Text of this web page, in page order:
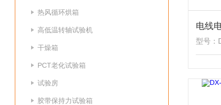
热风循环烘箱
高低温转轴试验机
干燥箱
PCT老化试验箱
试验房
胶带保持力试验箱
电线
型号：